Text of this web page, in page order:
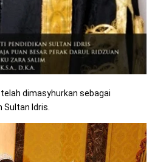
dimasyhurkan sebagai
Sultan Idris.